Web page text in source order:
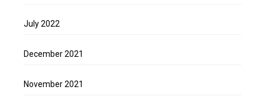
July 2022
December 2021
November 2021